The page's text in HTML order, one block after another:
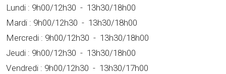
Lundi : 9h00/12h30 - 13h30/18h00
Mardi : 9h00/12h30 - 13h30/18h00
Mercredi : 9h00/12h30 - 13h30/18h00
Jeudi : 9h00/12h30 - 13h30/18h00
Vendredi : 9h00/12h30 - 13h30/17h00